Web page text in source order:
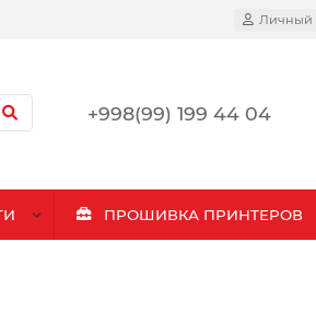
Личный
+998(99) 199 44 04
ПРОШИВКА ПРИНТЕРОВ